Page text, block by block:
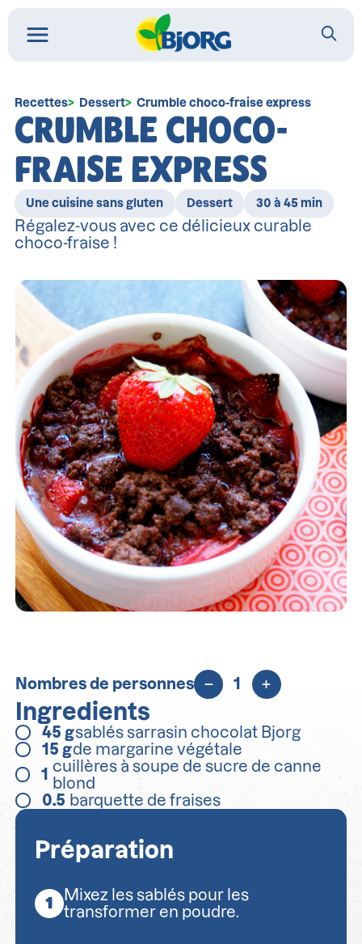
Recettes Dessert Crumble choco-fraise express
CRUMBLE CHOCO-
FRAISE EXPRESS
Une cuisine sans gluten Dessert 30 à 45 min
Régalez-vous avec ce délicieux curable
choco-fraise !
Nombres de personnes 1
Ingredients
45 gsablés sarrasin chocolat Bjorg
15 gde margarine végétale
1 cuillères à soupe de sucre de canne
blond
0.5 barquette de fraises
Préparation
Mixez les sablés pour les
transformer en poudre.